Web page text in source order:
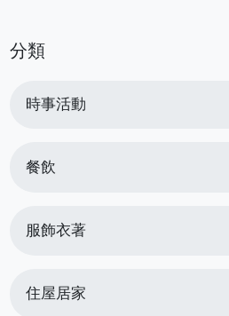
分類
時事活動
餐飲
服飾衣著
住屋居家